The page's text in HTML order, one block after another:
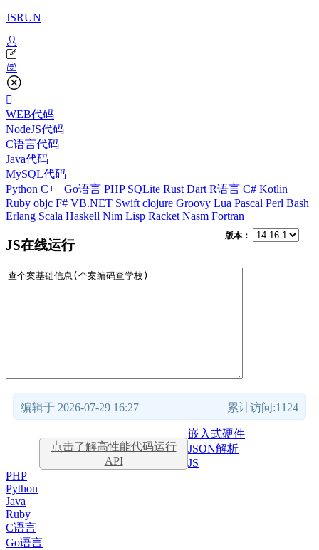
JSRUN
WEB代码
NodeJS代码
C语言代码
Java代码
MySQL代码
Python C++ Go语言 PHP SQLite Rust Dart R语言 C# Kotlin
Ruby objc F# VB.NET Swift clojure Groovy Lua Pascal Perl Bash
Erlang Scala Haskell Nim Lisp Racket Nasm Fortran
JS在线运行
版本：
编辑于 2026-07-29 16:27 累计访问:1124
点击了解高性能代码运行
API
嵌入式硬件
JSON解析
JS
PHP
Python
Java
Ruby
C语言
Go语言